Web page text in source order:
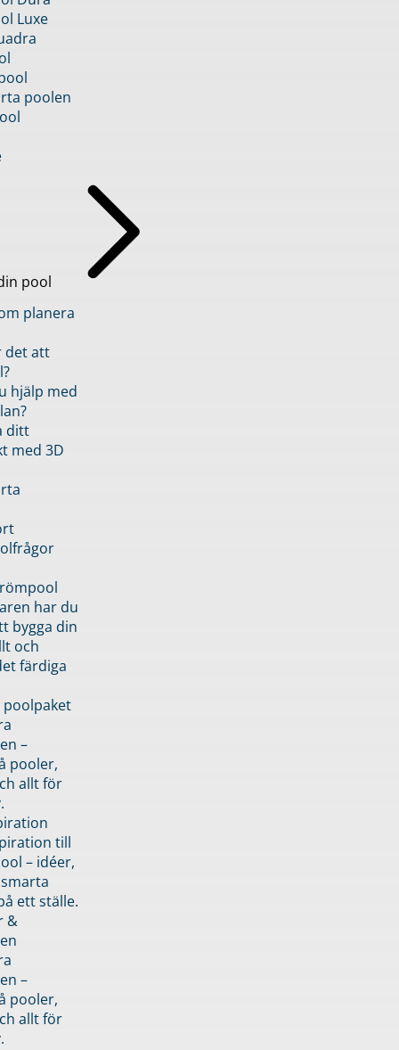
Luxe
poolen
pool
planera
det att
hjälp med
ditt
med 3D
har du
bygga din
och
färdiga
–
pooler,
allt för
till
– idéer,
ett ställe.
&
–
pooler,
allt för